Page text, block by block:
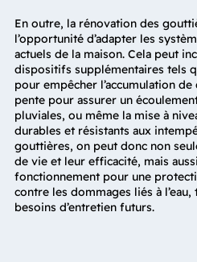
En outre, la rénovation des
l’opportunité d’adapter les
actuels de la maison. Cela peut
dispositifs supplémentaires tels
pour empêcher l’accumulation
pente pour assurer un
pluviales, ou même la mise à
durables et résistants aux
gouttières, on peut donc non
de vie et leur efficacité, mais
fonctionnement pour une
contre les dommages liés à
besoins d’entretien futurs.